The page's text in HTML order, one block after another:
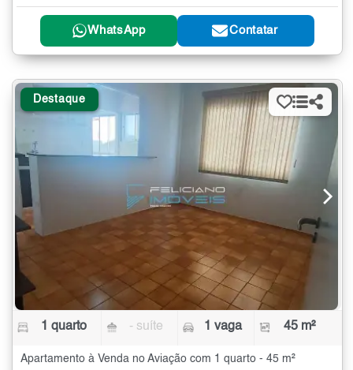
WhatsApp Contatar
Destaque
1 quarto - suíte 1 vaga 45 m²
Apartamento à Venda no Aviação com 1 quarto - 45 m²